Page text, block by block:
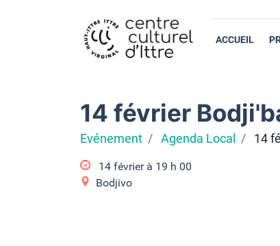
ACCUEIL
14 février
Evénement Agenda Local 14
14 février à 19 h 00
Bodjivo